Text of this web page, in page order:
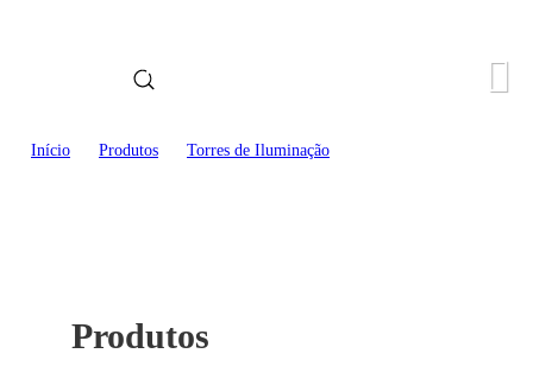
Início Produtos Torres de Iluminação
Produtos